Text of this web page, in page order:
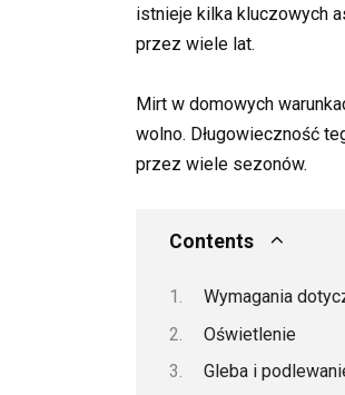
istnieje kilka kluczowych
przez wiele lat.
Mirt w domowych
wolno. Długowieczność
przez wiele sezonów.
Contents
Wymagania
Oświetlenie
Gleba i